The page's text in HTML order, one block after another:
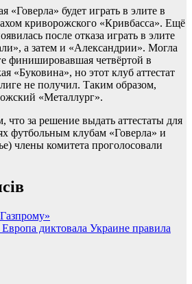
«Говерла» будет играть в элите в
криворожского «Кривбасса». Ещё
после отказа играть в элите
а затем и «Александрии». Могла
финишировавшая четвёртой в
«Буковина», но этот клуб аттестат
не получил. Таким образом,
«Металлург».
за решение выдать аттестаты для
футбольным клубам «Говерла» и
члены комитета проголосовали
диктовала Украине правила